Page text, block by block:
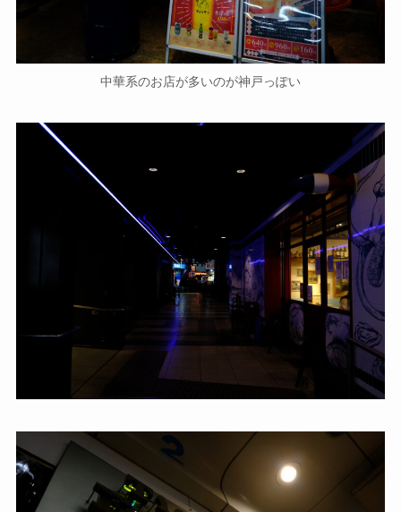
中華系のお店が多いのが神戸っぽい